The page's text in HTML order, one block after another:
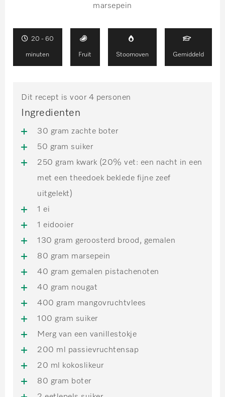
marsepein
20 - 60
minuten Fruit Stoomoven Gemiddeld
Dit recept is voor 4 personen
Ingredienten
30 gram zachte boter
50 gram suiker
250 gram kwark (20% vet: een nacht in een
met een theedoek beklede fijne zeef
uitgelekt)
1 ei
1 eidooier
130 gram geroosterd brood, gemalen
80 gram marsepein
40 gram gemalen pistachenoten
40 gram nougat
400 gram mangovruchtvlees
100 gram suiker
Merg van een vanillestokje
200 ml passievruchtensap
20 ml kokoslikeur
80 gram boter